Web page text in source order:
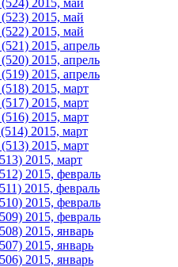
2015, май
2015, май
2015, апрель
2015, апрель
2015, апрель
2015, март
2015, март
2015, март
2015, март
2015, март
2015, март
2015, февраль
2015, февраль
2015, февраль
2015, февраль
2015, январь
2015, январь
2015, январь